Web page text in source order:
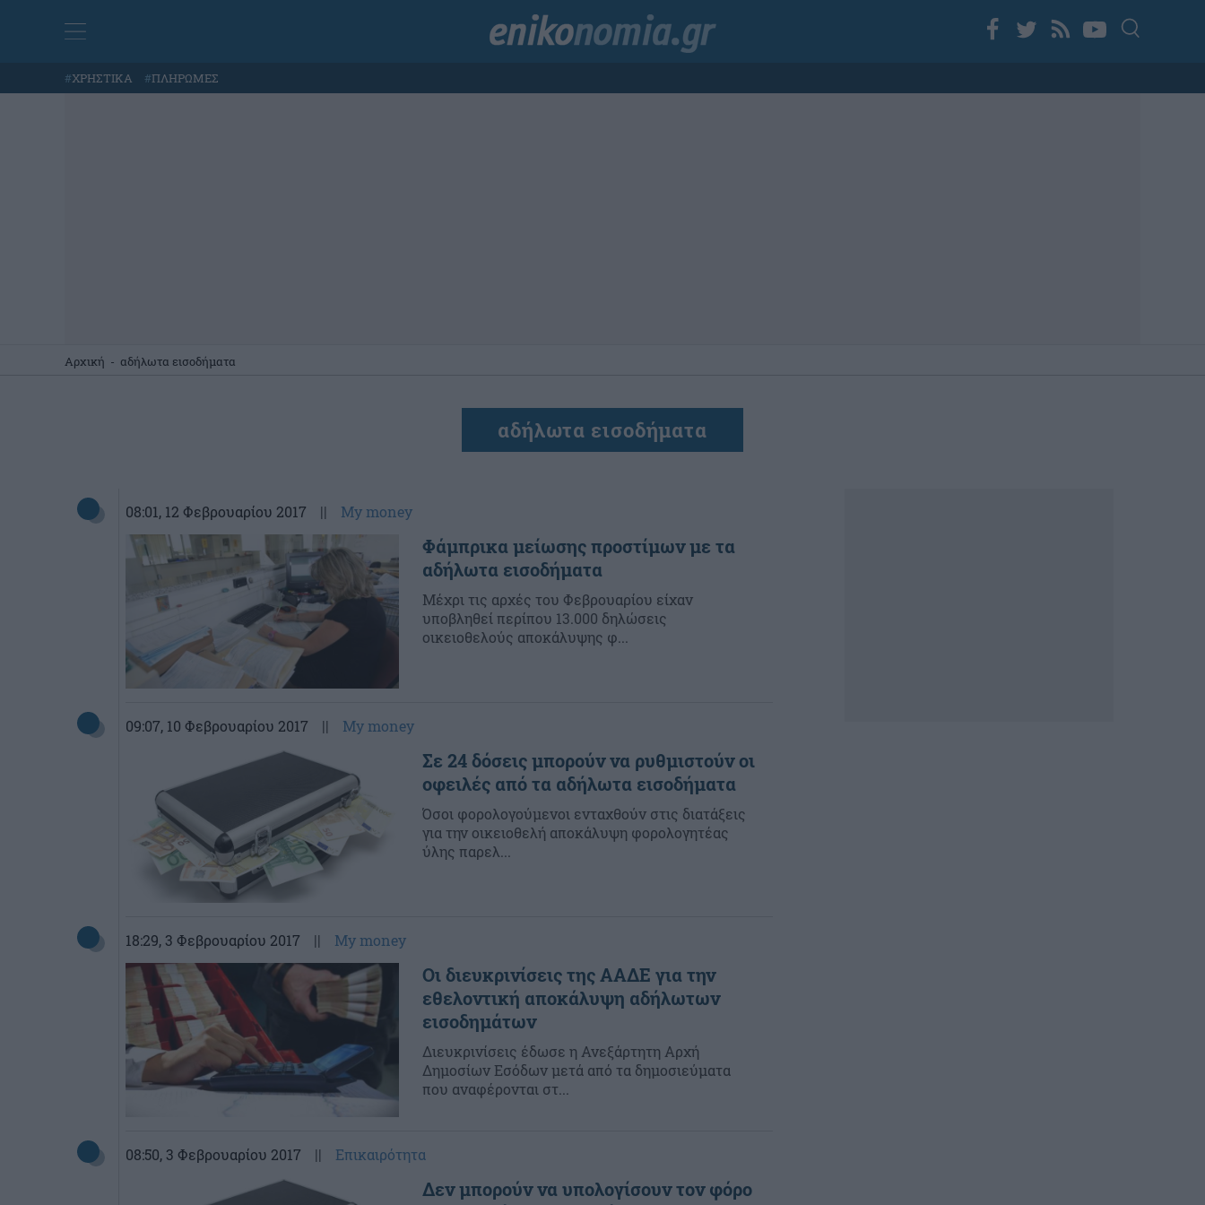
#ΧΡΗΣΤΙΚΑ #ΠΛΗΡΩΜΕΣ
Αρχική - αδήλωτα εισοδήματα
αδήλωτα εισοδήματα
08:01, 12 Φεβρουαρίου 2017 || My money
Φάμπρικα μείωσης προστίμων με τα
αδήλωτα εισοδήματα
Μέχρι τις αρχές του Φεβρουαρίου είχαν
υποβληθεί περίπου 13.000 δηλώσεις
οικειοθελούς αποκάλυψης φ...
09:07, 10 Φεβρουαρίου 2017 || My money
Σε 24 δόσεις μπορούν να ρυθμιστούν οι
οφειλές από τα αδήλωτα εισοδήματα
Όσοι φορολογούμενοι ενταχθούν στις διατάξεις
για την οικειοθελή αποκάλυψη φορολογητέας
ύλης παρελ...
18:29, 3 Φεβρουαρίου 2017 || My money
Οι διευκρινίσεις της ΑΑΔΕ για την
εθελοντική αποκάλυψη αδήλωτων
εισοδημάτων
Διευκρινίσεις έδωσε η Ανεξάρτητη Αρχή
Δημοσίων Εσόδων μετά από τα δημοσιεύματα
που αναφέρονται στ...
08:50, 3 Φεβρουαρίου 2017 || Επικαιρότητα
Δεν μπορούν να υπολογίσουν τον φόρο